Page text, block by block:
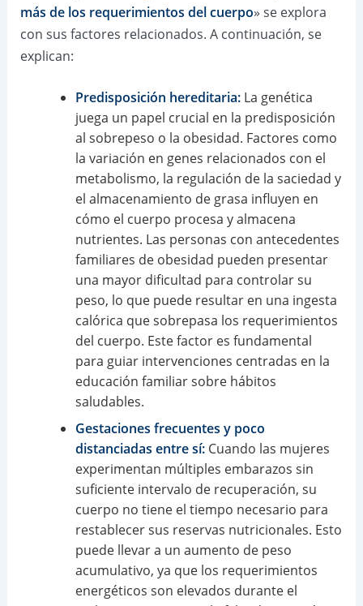
más de los requerimientos del cuerpo» se explora
con sus factores relacionados. A continuación, se
explican:
Predisposición hereditaria:La genética
juega un papel crucial en la predisposición
al sobrepeso o la obesidad. Factores como
la variación en genes relacionados con el
metabolismo, la regulación de la saciedad y
el almacenamiento de grasa influyen en
cómo el cuerpo procesa y almacena
nutrientes. Las personas con antecedentes
familiares de obesidad pueden presentar
una mayor dificultad para controlar su
peso, lo que puede resultar en una ingesta
calórica que sobrepasa los requerimientos
del cuerpo. Este factor es fundamental
para guiar intervenciones centradas en la
educación familiar sobre hábitos
saludables.
Gestaciones frecuentes y poco
distanciadas entre sí:Cuando las mujeres
experimentan múltiples embarazos sin
suficiente intervalo de recuperación, su
cuerpo no tiene el tiempo necesario para
restablecer sus reservas nutricionales. Esto
puede llevar a un aumento de peso
acumulativo, ya que los requerimientos
energéticos son elevados durante el